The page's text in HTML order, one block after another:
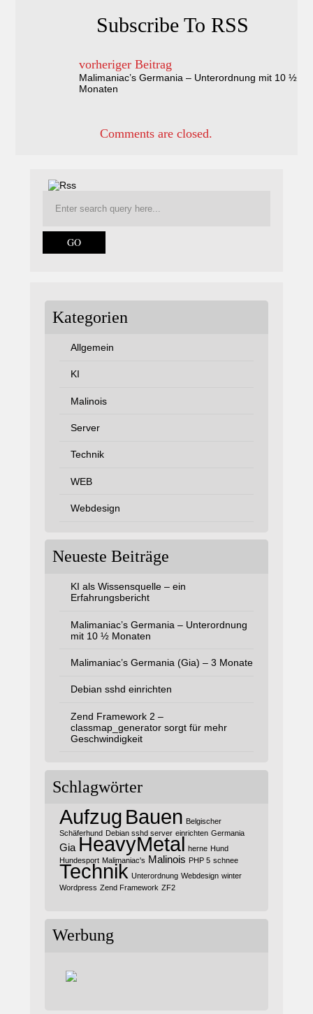
Subscribe To RSS
vorheriger Beitrag
Malimaniac’s Germania – Unterordnung mit 10 ½
Monaten
Comments are closed.
Kategorien
Allgemein
KI
Malinois
Server
Technik
WEB
Webdesign
Neueste Beiträge
KI als Wissensquelle – ein
Erfahrungsbericht
Malimaniac’s Germania – Unterordnung
mit 10 ½ Monaten
Malimaniac’s Germania (Gia) – 3 Monate
Debian sshd einrichten
Zend Framework 2 –
classmap_generator sorgt für mehr
Geschwindigkeit
Schlagwörter
Aufzug Bauen Belgischer
Schäferhund Debian sshd server einrichten Germania
Gia HeavyMetal herne Hund
Hundesport Malimaniac's Malinois PHP 5 schnee
Technik Unterordnung Webdesign winter
Wordpress Zend Framework ZF2
Werbung